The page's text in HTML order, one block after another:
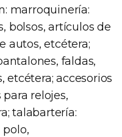
marroquinería:
bolsos, artículos de
autos, etcétera;
faldas,
etcétera; accesorios
relojes,
talabartería:
polo,